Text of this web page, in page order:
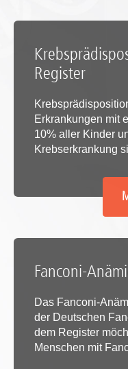
Register
Erkrankungen mit
10% aller Kinder
Krebserkrankung
Fanconi-
Das Fanconi-
der Deutschen
dem Register
Menschen mit